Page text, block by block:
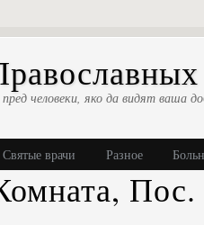
человеки, яко да видят
Святые врачи Разное